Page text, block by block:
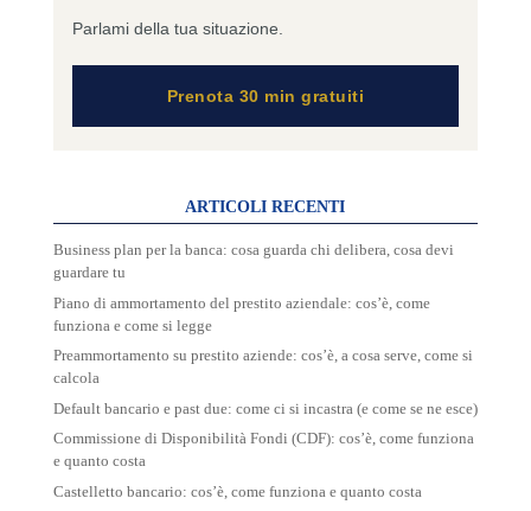
Parlami della tua situazione.
Prenota 30 min gratuiti
ARTICOLI RECENTI
Business plan per la banca: cosa guarda chi delibera, cosa devi
guardare tu
Piano di ammortamento del prestito aziendale: cos’è, come
funziona e come si legge
Preammortamento su prestito aziende: cos’è, a cosa serve, come si
calcola
Default bancario e past due: come ci si incastra (e come se ne esce)
Commissione di Disponibilità Fondi (CDF): cos’è, come funziona
e quanto costa
Castelletto bancario: cos’è, come funziona e quanto costa